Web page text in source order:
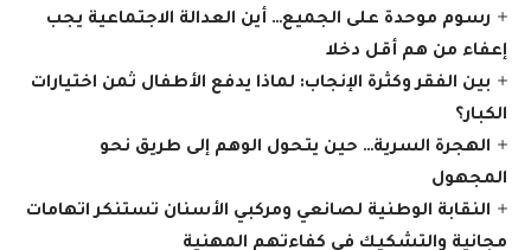
رسوم موحدة على الجميع… أين العدالة الاجتماعية يجب
إعفاء من هم أقل دخلا
بين الفقر وكثرة الإنجاب: لماذا يدفع الأطفال ثمن اختيارات
الكبار؟
الهجرة السرية… حين يتحول الوهم إلى طريق نحو
المجهول
النقابة الوطنية لصانعي ومركبي الأسنان تستنكر اتهامات
مجانية والتشكيك في كفاءتهم المهنية